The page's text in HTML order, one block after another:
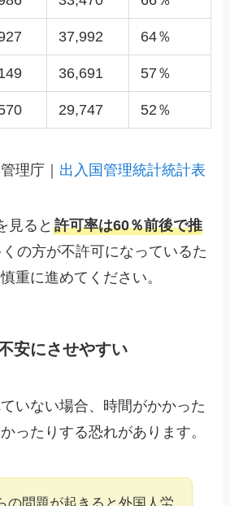
37,992 64％
36,691 57％
29,747 52％
理庁｜ 出入国管理統計統計表
見ると許可率は60％前後で推
の方が不許可になっているた
重に進めてください。
安にさせやすい
いない場合、時間がかかった
ったりする恐れがあります。
の問題が起きると外国人労